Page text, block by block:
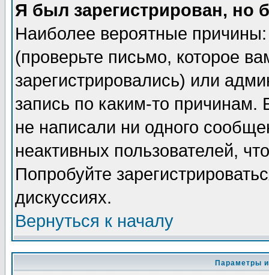
Я был зарегистрирован, но
Наиболее вероятные
(проверьте письмо, которое
зарегистрировались) или
запись по каким-то
не написали ни одного
неактивных пользователей,
Попробуйте
дискуссиях.
Вернуться к началу
Параметры